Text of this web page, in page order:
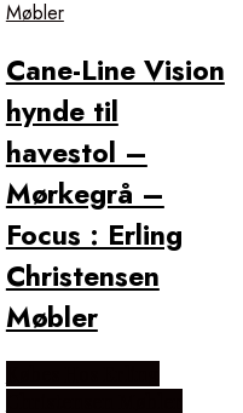
Cane-Line Vision
hynde til
havestol –
Mørkegrå –
Focus : Erling
Christensen
Møbler